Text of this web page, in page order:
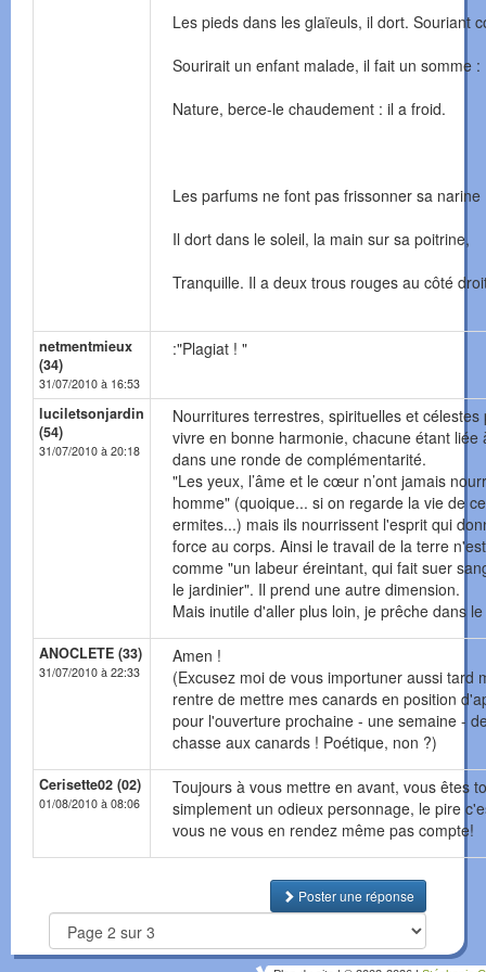
Les pieds dans les glaïeuls, il dort. Souriant
Sourirait un enfant malade, il fait un somme :
Nature, berce-le chaudement : il a froid.
Les parfums ne font pas frissonner sa narine
Il dort dans le soleil, la main sur sa poitrine,
Tranquille. Il a deux trous rouges au côté
netmentmieux
(34)
31/07/2010 à 16:53
:"Plagiat ! "
luciletsonjardin
(54)
31/07/2010 à 20:18
Nourritures terrestres, spirituelles et célestes
vivre en bonne harmonie, chacune étant liée
dans une ronde de complémentarité.
"Les yeux, l’âme et le cœur n’ont jamais
homme" (quoique... si on regarde la vie de
ermites...) mais ils nourrissent l'esprit qui
force au corps. Ainsi le travail de la terre
comme "un labeur éreintant, qui fait suer
le jardinier". Il prend une autre dimension.
Mais inutile d'aller plus loin, je prêche dans
ANOCLETE (33)
31/07/2010 à 22:33
Amen !
(Excusez moi de vous importuner aussi tard
rentre de mettre mes canards en position
pour l'ouverture prochaine - une semaine -
chasse aux canards ! Poétique, non ?)
Cerisette02 (02)
01/08/2010 à 08:06
Toujours à vous mettre en avant, vous êtes
simplement un odieux personnage, le pire
vous ne vous en rendez même pas compte!
Poster une réponse